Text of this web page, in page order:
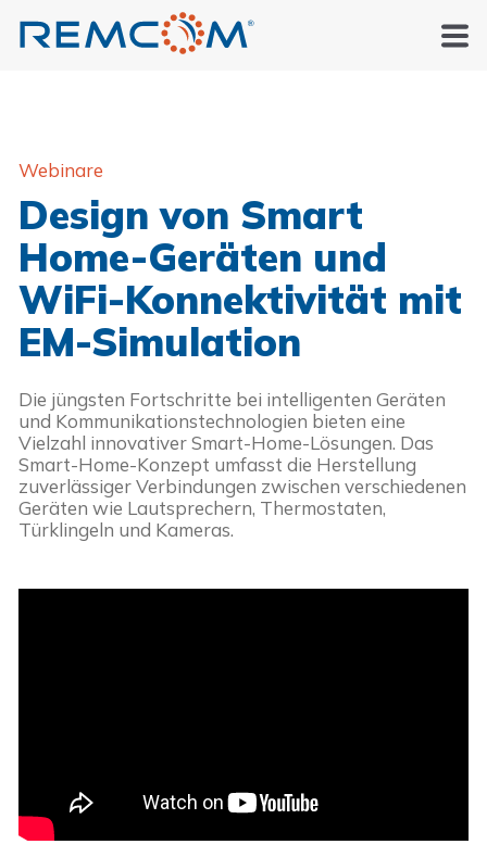
Webinare
Design von Smart
Home-Geräten und
WiFi-Konnektivität mit
EM-Simulation
Die jüngsten Fortschritte bei intelligenten Geräten
und Kommunikationstechnologien bieten eine
Vielzahl innovativer Smart-Home-Lösungen. Das
Smart-Home-Konzept umfasst die Herstellung
zuverlässiger Verbindungen zwischen verschiedenen
Geräten wie Lautsprechern, Thermostaten,
Türklingeln und Kameras.